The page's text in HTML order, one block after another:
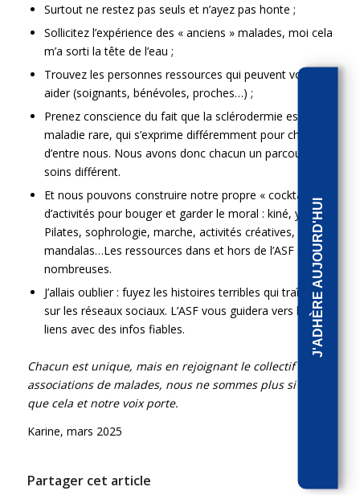
Surtout ne restez pas seuls et n’ayez pas honte ;
Sollicitez l’expérience des « anciens » malades, moi cela
m’a sorti la tête de l’eau ;
Trouvez les personnes ressources qui peuvent vous
aider (soignants, bénévoles, proches…) ;
Prenez conscience du fait que la sclérodermie est une
maladie rare, qui s’exprime différemment pour chacun
d’entre nous. Nous avons donc chacun un parcours de
soins différent.
Et nous pouvons construire notre propre « cocktail »
d’activités pour bouger et garder le moral : kiné, yoga,
Pilates, sophrologie, marche, activités créatives,
mandalas…Les ressources dans et hors de l’ASF sont
nombreuses.
J’allais oublier : fuyez les histoires terribles qui traînent
sur les réseaux sociaux. L’ASF vous guidera vers les
liens avec des infos fiables.
Chacun est unique, mais en rejoignant le collectif des
associations de malades, nous ne sommes plus si rares
que cela et notre voix porte.
Karine, mars 2025
Partager cet article
J'ADHÈRE AUJOURD'HUI